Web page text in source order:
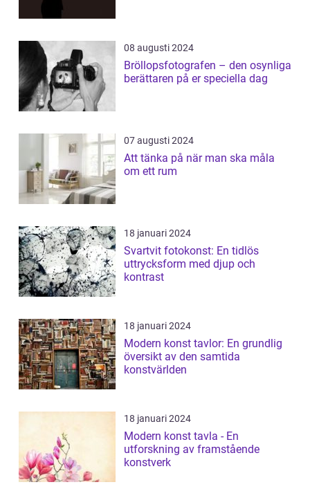
08 augusti 2024
Bröllopsfotografen – den osynliga
berättaren på er speciella dag
07 augusti 2024
Att tänka på när man ska måla
om ett rum
18 januari 2024
Svartvit fotokonst: En tidlös
uttrycksform med djup och
kontrast
18 januari 2024
Modern konst tavlor: En grundlig
översikt av den samtida
konstvärlden
18 januari 2024
Modern konst tavla - En
utforskning av framstående
konstverk